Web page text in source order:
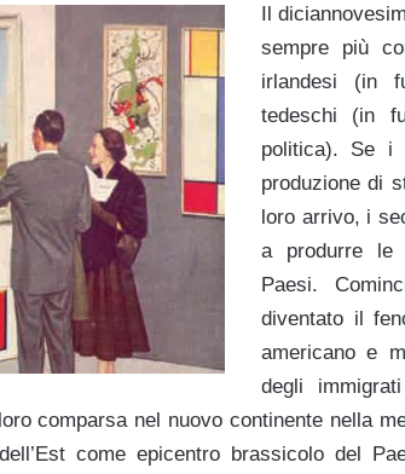
Il
sempre più
irlandesi (in
tedeschi (in
politica). Se i
produzione di
loro arrivo, i
a produrre le
Paesi.
diventato il
americano e
degli
comparsa nel nuovo continente nella
come epicentro brassicolo del